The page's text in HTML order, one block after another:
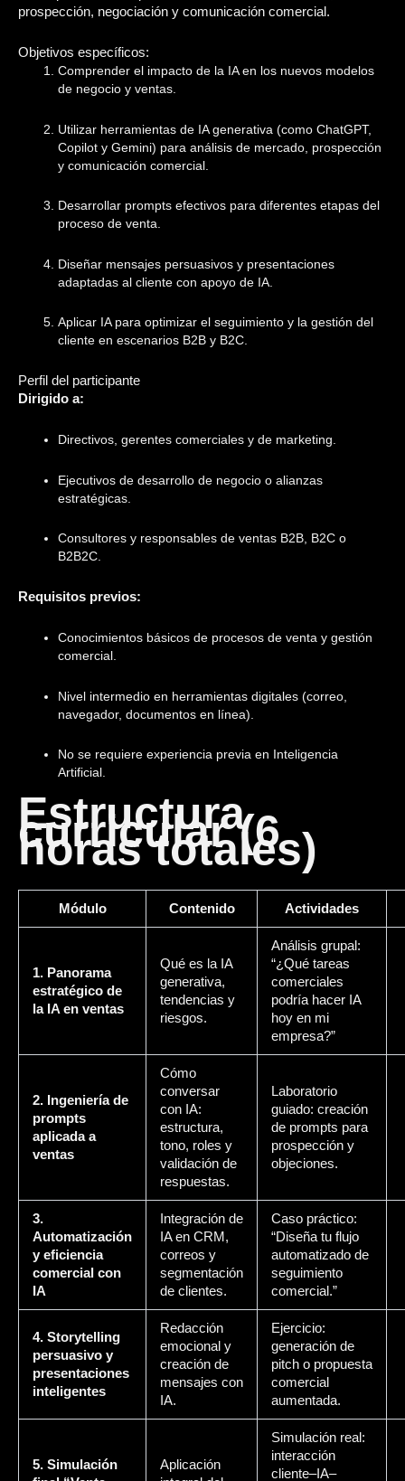
prospección, negociación y comunicación comercial.
Objetivos específicos:
Comprender el impacto de la IA en los nuevos modelos
de negocio y ventas.
Utilizar herramientas de IA generativa (como ChatGPT,
Copilot y Gemini) para análisis de mercado, prospección
y comunicación comercial.
Desarrollar prompts efectivos para diferentes etapas del
proceso de venta.
Diseñar mensajes persuasivos y presentaciones
adaptadas al cliente con apoyo de IA.
Aplicar IA para optimizar el seguimiento y la gestión del
cliente en escenarios B2B y B2C.
Perfil del participante
Dirigido a:
Directivos, gerentes comerciales y de marketing.
Ejecutivos de desarrollo de negocio o alianzas
estratégicas.
Consultores y responsables de ventas B2B, B2C o
B2B2C.
Requisitos previos:
Conocimientos básicos de procesos de venta y gestión
comercial.
Nivel intermedio en herramientas digitales (correo,
navegador, documentos en línea).
No se requiere experiencia previa en Inteligencia
Artificial.
Estructura
curricular (6
horas totales)
Módulo Contenido Actividades
1. Panorama
estratégico de
la IA en ventas
Qué es la IA
generativa,
tendencias y
riesgos.
Análisis grupal:
“¿Qué tareas
comerciales
podría hacer IA
hoy en mi
empresa?”
2. Ingeniería de
prompts
aplicada a
ventas
Cómo
conversar
con IA:
estructura,
tono, roles y
validación de
respuestas.
Laboratorio
guiado: creación
de prompts para
prospección y
objeciones.
3.
Automatización
y eficiencia
comercial con
IA
Integración de
IA en CRM,
correos y
segmentación
de clientes.
Caso práctico:
“Diseña tu flujo
automatizado de
seguimiento
comercial.”
4. Storytelling
persuasivo y
presentaciones
inteligentes
Redacción
emocional y
creación de
mensajes con
IA.
Ejercicio:
generación de
pitch o propuesta
comercial
aumentada.
5. Simulación
Aplicación
Simulación real:
interacción
cliente–IA–